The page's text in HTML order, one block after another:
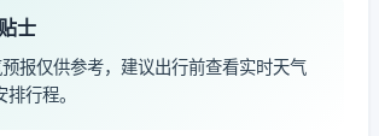
士
报仅供参考，建议出行前查看实时天气
行程。